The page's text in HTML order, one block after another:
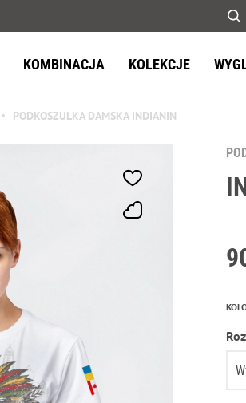
KOMBINACJA KOLEKCJE
PODKOSZULKA DAMSKA INDIANIN